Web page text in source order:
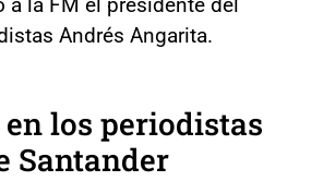
Andrés Angarita.
los periodistas
Santander